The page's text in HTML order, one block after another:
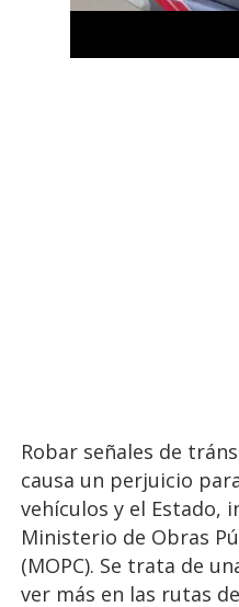
Robar señales de
causa un perjuicio
vehículos y el Estado,
Ministerio de Obras
(MOPC). Se trata de
ver más en las rutas